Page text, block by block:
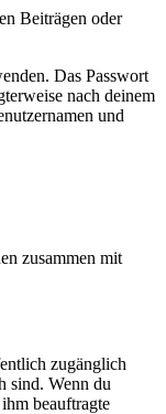
Beiträgen oder
Das Passwort
nach deinem
und
zusammen mit
zugänglich
sind. Wenn du
beauftragte